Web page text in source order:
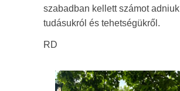
szabadban kellett számot adniuk
tudásukról és tehetségükről.
RD